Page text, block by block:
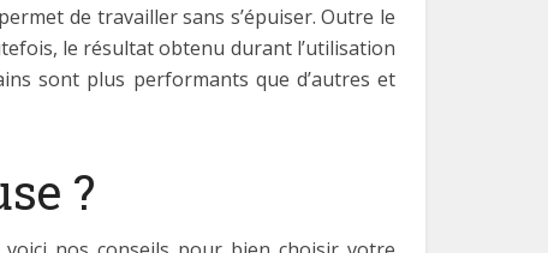
de travailler sans s’épuiser. Outre le
le résultat obtenu durant l’utilisation
sont plus performants que d’autres et
?